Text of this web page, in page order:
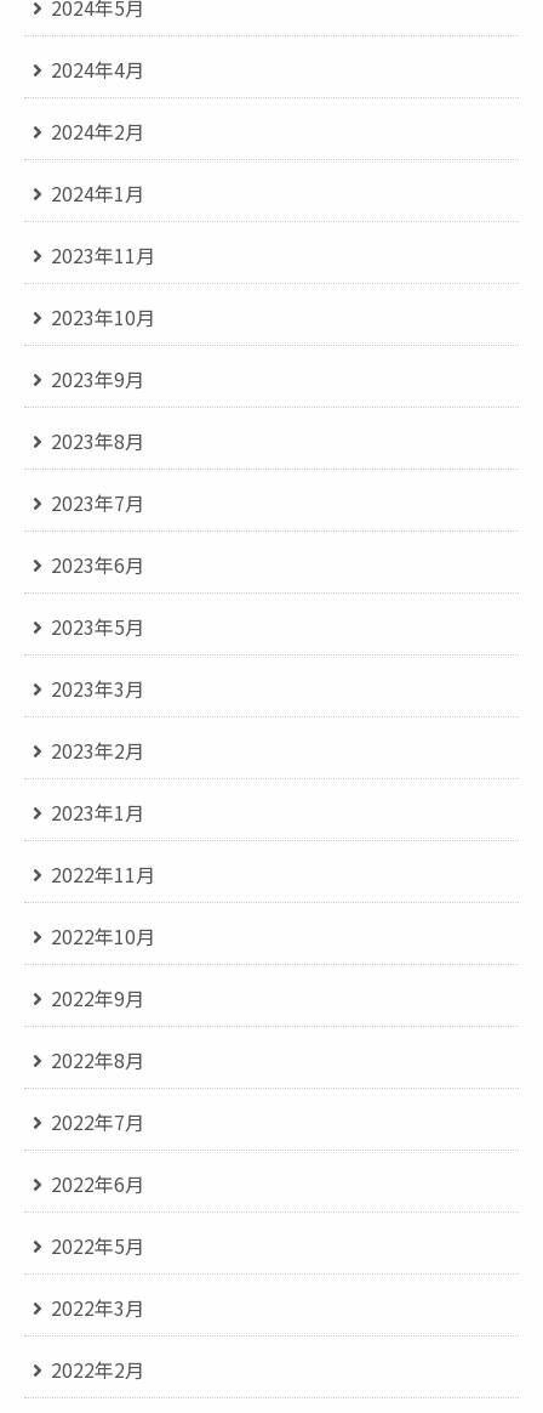
2024年5月
2024年4月
2024年2月
2024年1月
2023年11月
2023年10月
2023年9月
2023年8月
2023年7月
2023年6月
2023年5月
2023年3月
2023年2月
2023年1月
2022年11月
2022年10月
2022年9月
2022年8月
2022年7月
2022年6月
2022年5月
2022年3月
2022年2月